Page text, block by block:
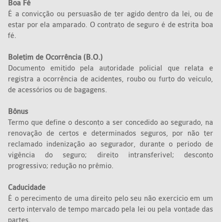
Boa Fé
É a convicção ou persuasão de ter agido dentro da lei, ou de
estar por ela amparado. O contrato de seguro é de estrita boa
fé.
Boletim de Ocorrência (B.O.)
Documento emitido pela autoridade policial que relata e
registra a ocorrência de acidentes, roubo ou furto do veículo,
de acessórios ou de bagagens.
Bônus
Termo que define o desconto a ser concedido ao segurado, na
renovação de certos e determinados seguros, por não ter
reclamado indenização ao segurador, durante o período de
vigência do seguro; direito intransferível; desconto
progressivo; redução no prêmio.
Caducidade
É o perecimento de uma direito pelo seu não exercício em um
certo intervalo de tempo marcado pela lei ou pela vontade das